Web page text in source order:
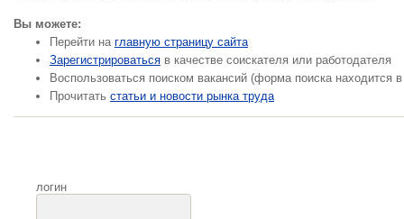
Вы можете:
Перейти на главную страницу сайта
Зарегистрироваться в качестве соискателя или работодателя
Воспользоваться поиском вакансий (форма поиска находится
Прочитать статьи и новости рынка труда
логин